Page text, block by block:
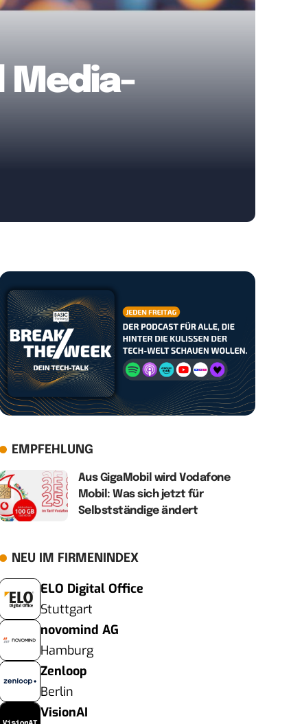
Media-
EMPFEHLUNG
Aus GigaMobil wird Vodafone
Mobil: Was sich jetzt für
Selbstständige ändert
NEU IM FIRMENINDEX
ELO Digital Office
Stuttgart
novomind AG
Hamburg
Zenloop
Berlin
VisionAI